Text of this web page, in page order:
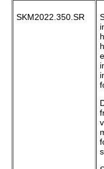
SKM2022.350.SR